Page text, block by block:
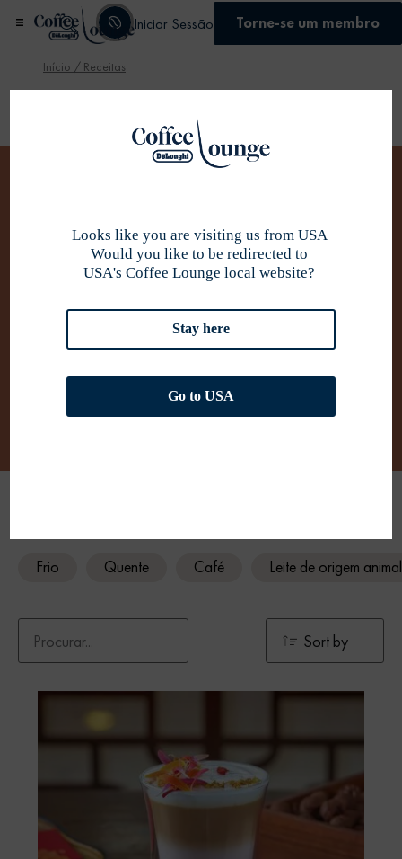
Iniciar Sessão Torne-se um membro
Início / Receitas
Chávenas Felizes
quentes, ideais para o inverno.
Frio
Quente Café Leite de origem animal
Looks like you are visiting us from USA
Would you like to be redirected to
USA's Coffee Lounge local website?
Stay here
Go to USA